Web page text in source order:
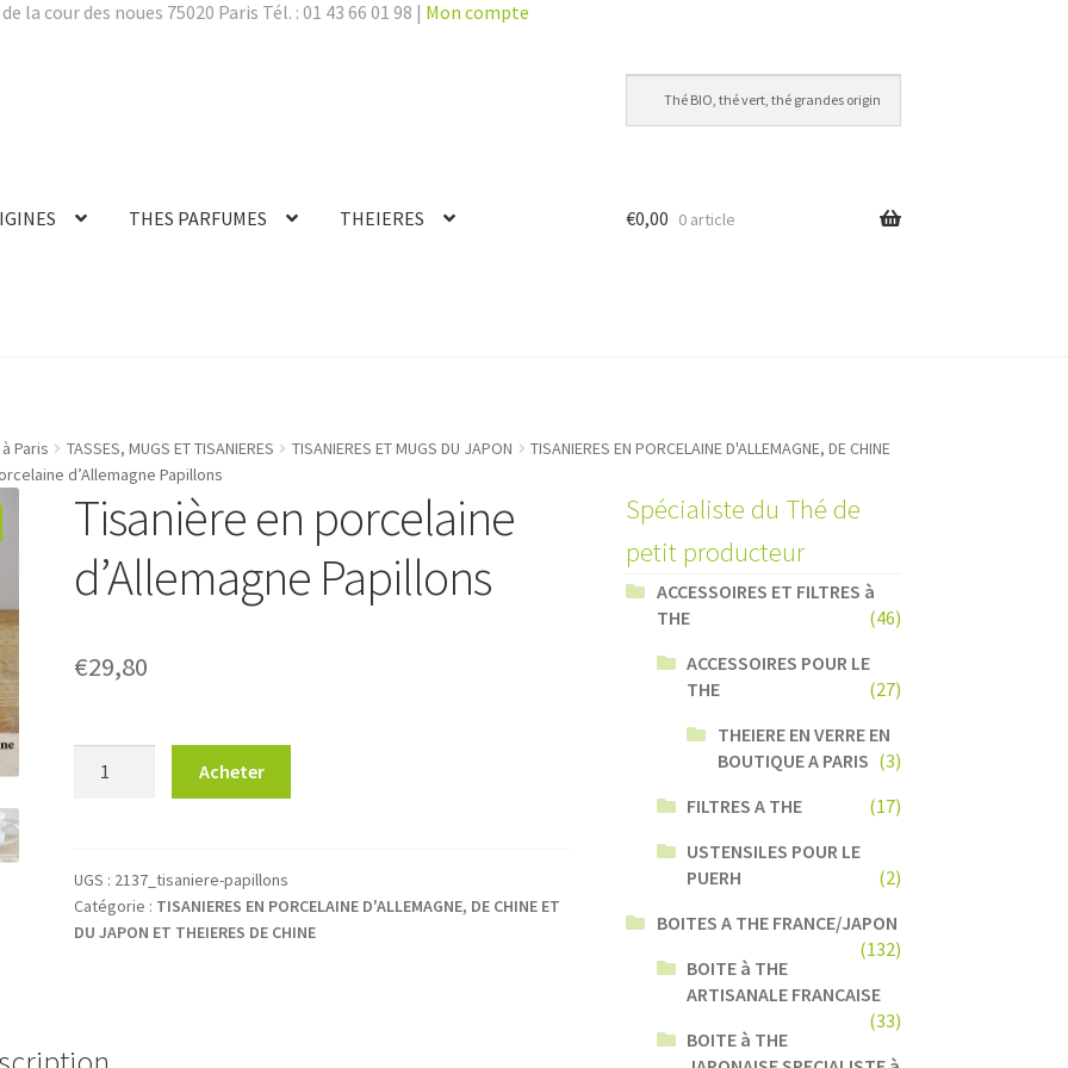
cour des noues 75020 Paris Tél. : 01 43 66 01 98 | Mon compte
THES PARFUMES THEIERES €0,00 0 article
Paris TASSES, MUGS ET TISANIERES TISANIERES ET MUGS DU JAPON
TISANIERES EN PORCELAINE D'ALLEMAGNE, DE CHINE
d’Allemagne Papillons
Tisanière en porcelaine
d’Allemagne Papillons
€29,80
porcelaine
d’Allemagne
Papillons
Acheter
UGS : 2137_tisaniere-papillons
Catégorie : TISANIERES EN PORCELAINE D'ALLEMAGNE, DE CHINE ET
DU JAPON ET THEIERES DE CHINE
Spécialiste du Thé de
petit producteur
ACCESSOIRES ET FILTRES à
THE
(46)
ACCESSOIRES POUR LE
THE
(27)
THEIERE EN VERRE EN
BOUTIQUE A PARIS (3)
FILTRES A THE
(17)
USTENSILES POUR LE
PUERH
(2)
BOITES A THE FRANCE/JAPON
(132)
BOITE à THE
ARTISANALE FRANCAISE
(33)
BOITE à THE